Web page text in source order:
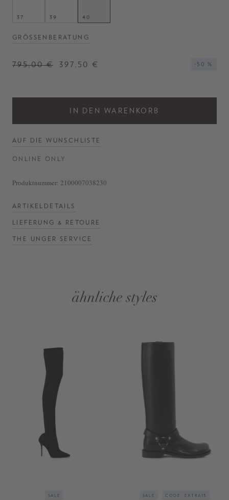
- Hergestellt in Italien
37 39 40
GRÖSSENBERATUNG
795,00 € 397,50 € -50 %
IN DEN WARENKORB
AUF DIE WUNSCHLISTE
ONLINE ONLY
Produktnummer: 2100007038230
ARTIKELDETAILS
LIEFERUNG & RETOURE
THE UNGER SERVICE
ähnliche styles
SALE SALE CODE: EXTRA15